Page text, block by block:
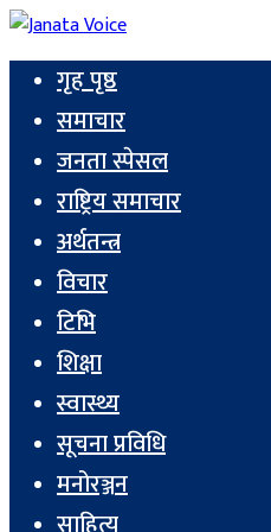
गृह पृष्ठ
समाचार
जनता स्पेसल
राष्ट्रिय समाचार
अर्थतन्त्र
विचार
टिभि
शिक्षा
स्वास्थ्य
सूचना प्रविधि
मनोरञ्जन